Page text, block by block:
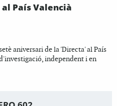
País Valencià
aniversari de la 'Directa' al País
independent i en